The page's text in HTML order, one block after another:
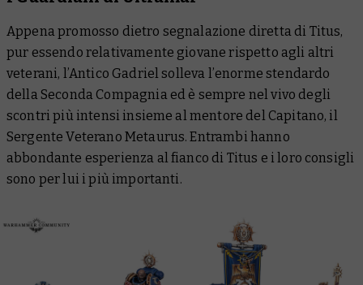
Appena promosso dietro segnalazione diretta di Titus,
pur essendo relativamente giovane rispetto agli altri
veterani, l’Antico Gadriel solleva l’enorme stendardo
della Seconda Compagnia ed è sempre nel vivo degli
scontri più intensi insieme al mentore del Capitano, il
Sergente Veterano Metaurus. Entrambi hanno
abbondante esperienza al fianco di Titus e i loro consigli
sono per lui i più importanti.